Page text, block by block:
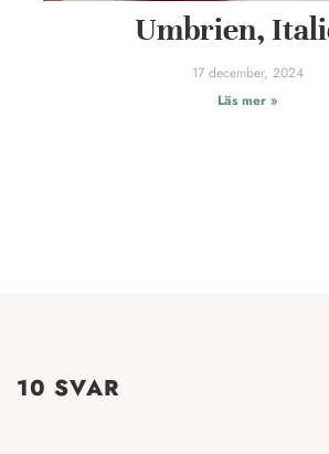
Umbrien,
17 december, 2024
Läs mer »
10 SVAR